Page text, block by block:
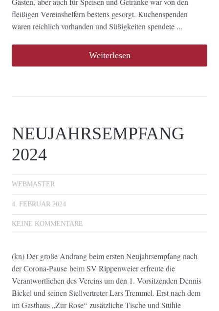
fleißigen Vereinshelfern bestens gesorgt. Kuchenspenden
waren reichlich vorhanden und Süßigkeiten spendete ...
Weiterlesen
NEUJAHRSEMPFANG
2024
WEBMASTER
4. FEBRUAR 2024
KEINE KOMMENTARE
(kn) Der große Andrang beim ersten Neujahrsempfang nach
der Corona-Pause beim SV Rippenweier erfreute die
Verantwortlichen des Vereins um den 1. Vorsitzenden Dennis
Bickel und seinen Stellvertreter Lars Tremmel. Erst nach dem
im Gasthaus „Zur Rose“ zusätzliche Tische und Stühle